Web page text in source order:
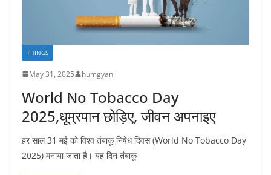
THINGS
May 31, 2025 humgyani
World No Tobacco Day
2025,धूम्रपान छोड़िए, जीवन अपनाइए
हर साल 31 मई को विश्व तंबाकू निषेध दिवस (World No Tobacco Day
2025) मनाया जाता है। यह दिन तंबाकू